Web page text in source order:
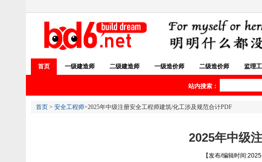
首页 一级建造师 二级建造师 一级造价师 二级造价师 监理
站内搜索：
首页 > 安全工程师>2025年中级注册安全工程师建筑/化工涉及规范合计PDF
2025年中级
【发布/编辑时间